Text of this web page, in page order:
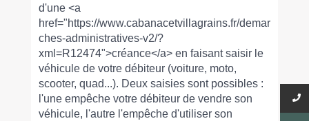
d'une <a
href="https://www.cabanacetvillagrains.fr/demar
ches-administratives-v2/?
xml=R12474">créance</a> en faisant saisir le
véhicule de votre débiteur (voiture, moto,
scooter, quad...). Deux saisies sont possibles :
l'une empêche votre débiteur de vendre son
véhicule, l'autre l'empêche d'utiliser son